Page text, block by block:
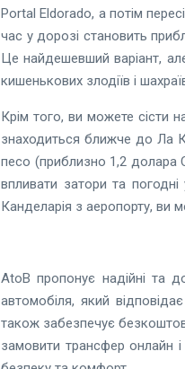
Portal Eldorado, а потім
час у дорозі становить
Це найдешевший варіант,
кишенькових злодіїв і
Крім того, ви можете сісти
знаходиться ближче до Ла
песо (приблизно 1,2 долара
впливати затори та
Канделарія з аеропорту, ви
AtoB пропонує надійні та
автомобіля, який
також забезпечує
замовити трансфер онлайн